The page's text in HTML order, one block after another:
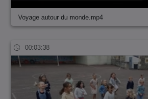
Voyage autour du monde.mp4
00:03:38